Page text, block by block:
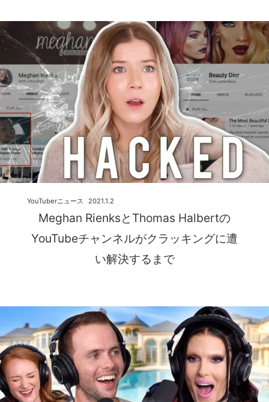
Meghan RienksとThomas Halbertの
YouTubeチャンネルがクラッキングに遭
い解決するまで
2021.1.2
YouTuberニュース